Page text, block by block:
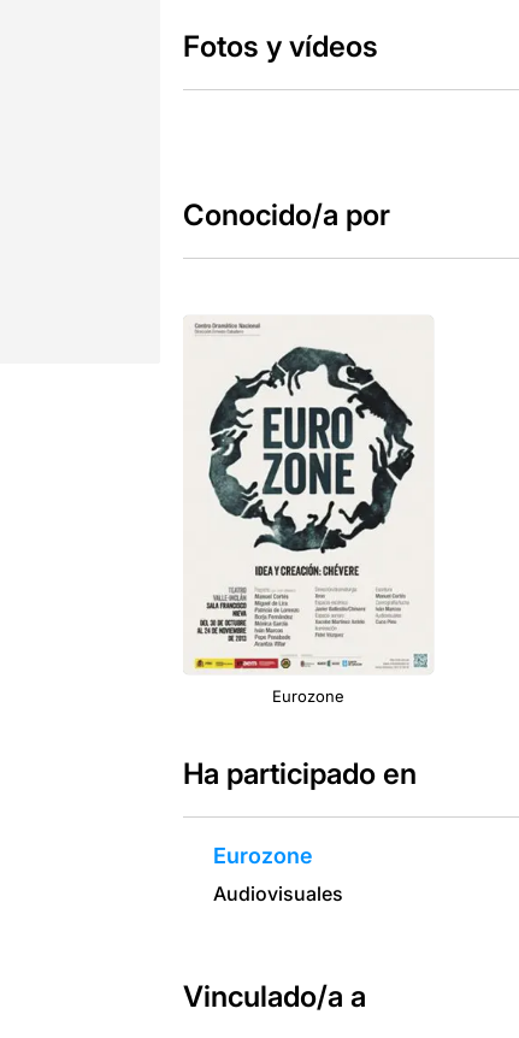
Fotos y vídeos
Conocido/a por
Eurozone
Ha participado en
Eurozone
Audiovisuales
Vinculado/a a